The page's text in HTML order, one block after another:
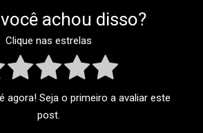
achou disso?
Clique nas estrelas
agora! Seja o primeiro a avaliar este
post.